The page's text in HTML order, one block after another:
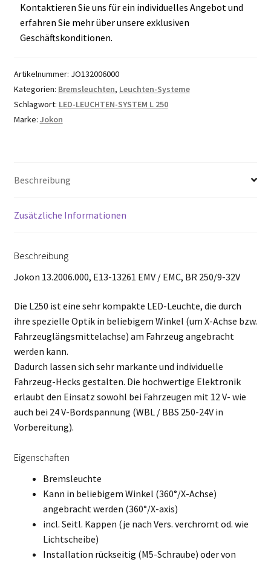
Kontaktieren Sie uns für ein individuelles Angebot und
erfahren Sie mehr über unsere exklusiven
Geschäftskonditionen.
Artikelnummer: JO132006000
Kategorien: Bremsleuchten, Leuchten-Systeme
Schlagwort: LED-LEUCHTEN-SYSTEM L 250
Marke: Jokon
Beschreibung
Zusätzliche Informationen
Beschreibung
Jokon 13.2006.000, E13-13261 EMV / EMC, BR 250/9-32V
Die L250 ist eine sehr kompakte LED-Leuchte, die durch
ihre spezielle Optik in beliebigem Winkel (um X-Achse bzw.
Fahrzeuglängsmittelachse) am Fahrzeug angebracht
werden kann.
Dadurch lassen sich sehr markante und individuelle
Fahrzeug-Hecks gestalten. Die hochwertige Elektronik
erlaubt den Einsatz sowohl bei Fahrzeugen mit 12 V- wie
auch bei 24 V-Bordspannung (WBL / BBS 250-24V in
Vorbereitung).
Eigenschaften
Bremsleuchte
Kann in beliebigem Winkel (360°/X-Achse)
angebracht werden (360°/X-axis)
incl. Seitl. Kappen (je nach Vers. verchromt od. wie
Lichtscheibe)
Installation rückseitig (M5-Schraube) oder von